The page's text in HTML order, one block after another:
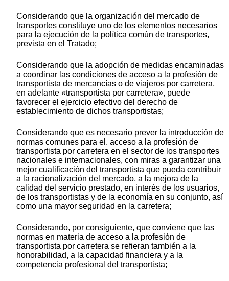
Considerando que la organización del mercado de
transportes constituye uno de los elementos necesarios
para la ejecución de la política común de transportes,
prevista en el Tratado;
Considerando que la adopción de medidas encaminadas
a coordinar las condiciones de acceso a la profesión de
transportista de mercancías o de viajeros por carretera,
en adelante «transportista por carretera», puede
favorecer el ejercicio efectivo del derecho de
establecimiento de dichos transportistas;
Considerando que es necesario prever la introducción de
normas comunes para el. acceso a la profesión de
transportista por carretera en el sector de los transportes
nacionales e internacionales, con miras a garantizar una
mejor cualificación del transportista que pueda contribuir
a la racionalización del mercado, a la mejora de la
calidad del servicio prestado, en interés de los usuarios,
de los transportistas y de la economía en su conjunto, así
como una mayor seguridad en la carretera;
Considerando, por consiguiente, que conviene que las
normas en materia de acceso a la profesión de
transportista por carretera se refieran también a la
honorabilidad, a la capacidad financiera y a la
competencia profesional del transportista;